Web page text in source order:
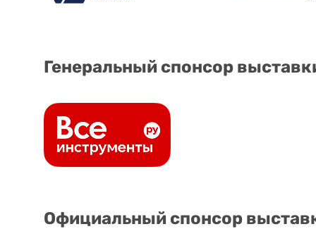
Генеральный спонсор
Официальный спонсор